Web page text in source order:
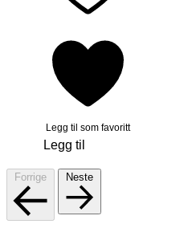
Legg til som favoritt
Legg til
Forrige Neste